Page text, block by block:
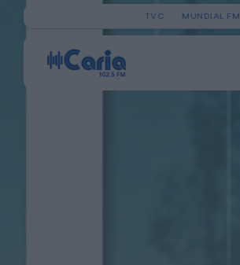
TVC MUNDIAL FM
Search
for: